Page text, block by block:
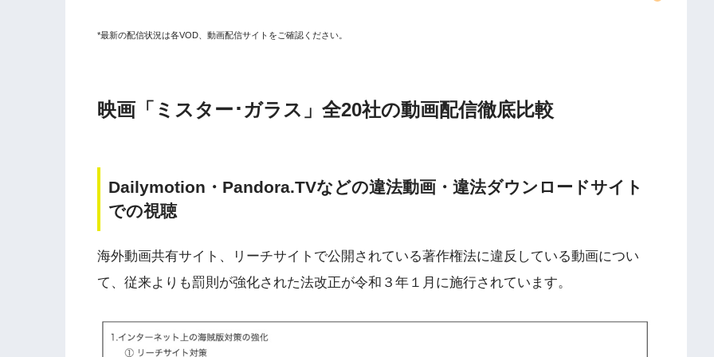
*最新の配信状況は各VOD、動画配信サイトをご確認ください。
映画「ミスター･ガラス」全20社の動画配信徹底比較
Dailymotion・Pandora.TVなどの違法動画・違法ダウンロードサイト
での視聴
海外動画共有サイト、リーチサイトで公開されている著作権法に違反している動画につい
て、従来よりも罰則が強化された法改正が令和３年１月に施行されています。